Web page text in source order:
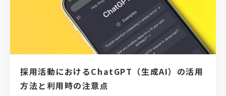
採用活動におけるChatGPT（生成AI）の活用
方法と利用時の注意点